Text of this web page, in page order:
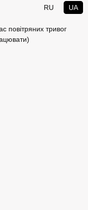
RU UA
повітряних тривог